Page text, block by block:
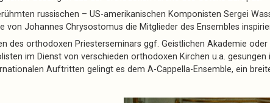
russischen – US-amerikanischen Komponisten Sergei
von Johannes Chrysostomus die Mitglieder des Ensembles
des orthodoxen Priesterseminars ggf. Geistlichen Akademie
im Dienst von verschieden orthodoxen Kirchen u.a.
Auftritten gelingt es dem A-Cappella-Ensemble, ein